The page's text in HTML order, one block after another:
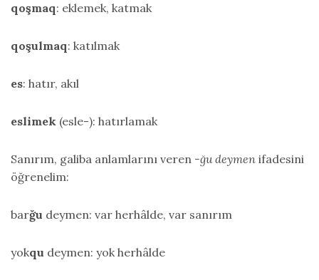
qoşmaq: eklemek, katmak
qoşulmaq: katılmak
es: hatır, akıl
eslimek (esle-): hatırlamak
Sanırım, galiba anlamlarını veren -ğu deymen ifadesini
öğrenelim:
barğu deymen: var herhâlde, var sanırım
yokqu deymen: yok herhâlde